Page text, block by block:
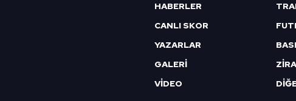
HABERLER
CANLI SKOR
YAZARLAR
GALERİ
VİDEO